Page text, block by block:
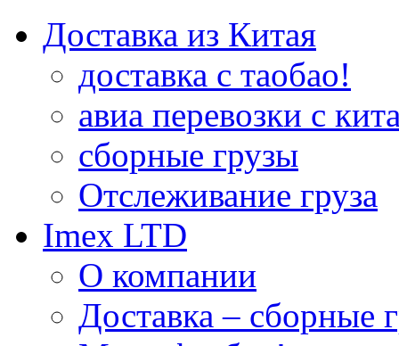
Доставка из Китая
доставка с таобао!
авиа перевозки с
сборные грузы
Отслеживание груза
Imex LTD
О компании
Доставка – сборные